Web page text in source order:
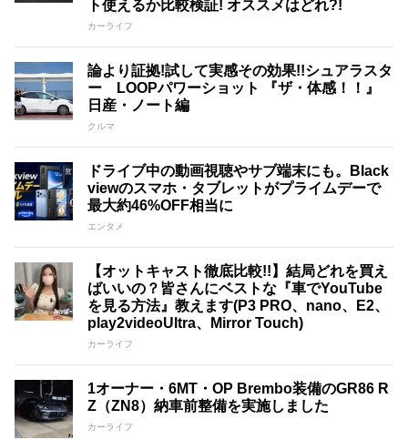
ト使えるか比較検証! オススメはどれ?!
カーライフ
論より証拠!試して実感その効果!!シュアラスタ
ー LOOPパワーショット 『ザ・体感！！』
日産・ノート編
クルマ
ドライブ中の動画視聴やサブ端末にも。Black
viewのスマホ・タブレットがプライムデーで
最大約46%OFF相当に
エンタメ
【オットキャスト徹底比較!!】結局どれを買え
ばいいの？皆さんにベストな『車でYouTube
を見る方法』教えます(P3 PRO、nano、E2、
play2videoUltra、Mirror Touch)
カーライフ
1オーナー・6MT・OP Brembo装備のGR86 R
Z（ZN8）納車前整備を実施しました
カーライフ